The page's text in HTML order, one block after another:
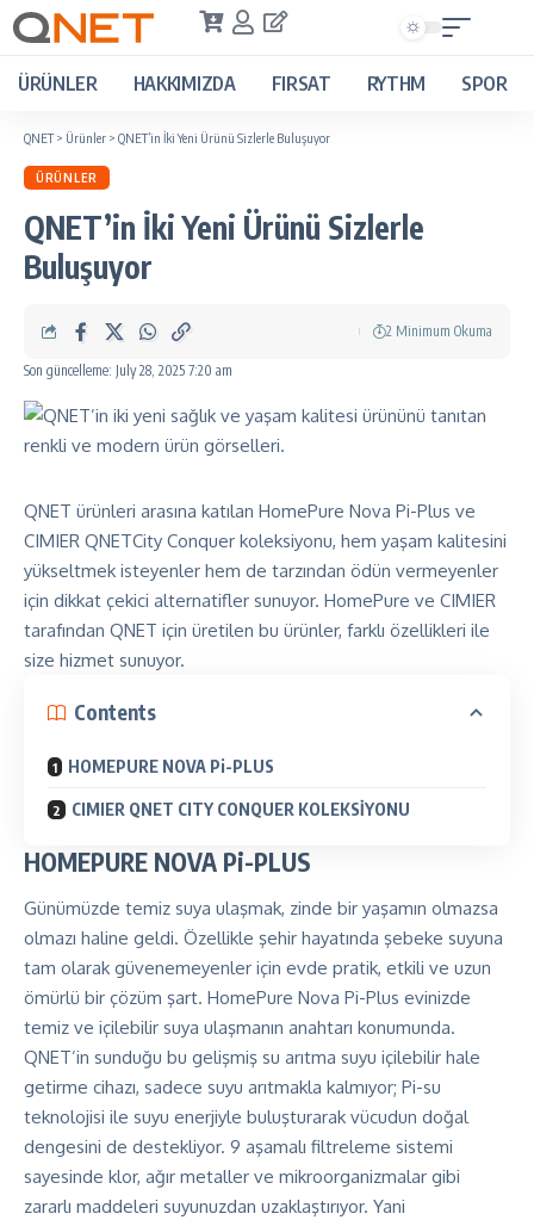
ÜRÜNLER HAKKIMIZDA FIRSAT RYTHM SPOR
QNET> Ürünler > QNET’in İki Yeni Ürünü Sizlerle Buluşuyor
ÜRÜNLER
QNET’in İki Yeni Ürünü Sizlerle
Buluşuyor
Son güncelleme: July 28, 2025 7:20 am
2 Minimum Okuma
QNET ürünleri arasına katılan HomePure Nova Pi-Plus ve
CIMIER QNETCity Conquer koleksiyonu, hem yaşam kalitesini
yükseltmek isteyenler hem de tarzından ödün vermeyenler
için dikkat çekici alternatifler sunuyor. HomePure ve CIMIER
tarafından QNET için üretilen bu ürünler, farklı özellikleri ile
size hizmet sunuyor.
Contents
HOMEPURE NOVA Pi-PLUS
CIMIER QNET CITY CONQUER KOLEKSİYONU
HOMEPURE NOVA Pi-PLUS
Günümüzde temiz suya ulaşmak, zinde bir yaşamın olmazsa
olmazı haline geldi. Özellikle şehir hayatında şebeke suyuna
tam olarak güvenemeyenler için evde pratik, etkili ve uzun
ömürlü bir çözüm şart. HomePure Nova Pi-Plus evinizde
temiz ve içilebilir suya ulaşmanın anahtarı konumunda.
QNET’in sunduğu bu gelişmiş su arıtma suyu içilebilir hale
getirme cihazı, sadece suyu arıtmakla kalmıyor; Pi-su
teknolojisi ile suyu enerjiyle buluşturarak vücudun doğal
dengesini de destekliyor. 9 aşamalı filtreleme sistemi
sayesinde klor, ağır metaller ve mikroorganizmalar gibi
zararlı maddeleri suyunuzdan uzaklaştırıyor. Yani